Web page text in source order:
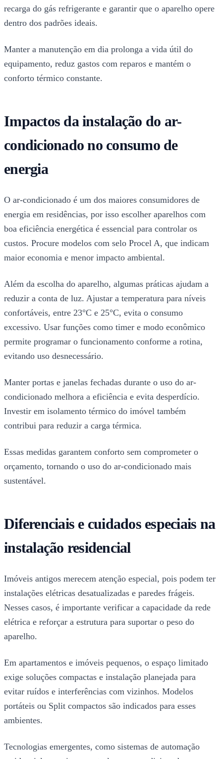
recarga do gás refrigerante e garantir que o aparelho opere
dentro dos padrões ideais.
Manter a manutenção em dia prolonga a vida útil do
equipamento, reduz gastos com reparos e mantém o
conforto térmico constante.
Impactos da instalação do ar-
condicionado no consumo de
energia
O ar-condicionado é um dos maiores consumidores de
energia em residências, por isso escolher aparelhos com
boa eficiência energética é essencial para controlar os
custos. Procure modelos com selo Procel A, que indicam
maior economia e menor impacto ambiental.
Além da escolha do aparelho, algumas práticas ajudam a
reduzir a conta de luz. Ajustar a temperatura para níveis
confortáveis, entre 23°C e 25°C, evita o consumo
excessivo. Usar funções como timer e modo econômico
permite programar o funcionamento conforme a rotina,
evitando uso desnecessário.
Manter portas e janelas fechadas durante o uso do ar-
condicionado melhora a eficiência e evita desperdício.
Investir em isolamento térmico do imóvel também
contribui para reduzir a carga térmica.
Essas medidas garantem conforto sem comprometer o
orçamento, tornando o uso do ar-condicionado mais
sustentável.
Diferenciais e cuidados especiais na
instalação residencial
Imóveis antigos merecem atenção especial, pois podem ter
instalações elétricas desatualizadas e paredes frágeis.
Nesses casos, é importante verificar a capacidade da rede
elétrica e reforçar a estrutura para suportar o peso do
aparelho.
Em apartamentos e imóveis pequenos, o espaço limitado
exige soluções compactas e instalação planejada para
evitar ruídos e interferências com vizinhos. Modelos
portáteis ou Split compactos são indicados para esses
ambientes.
Tecnologias emergentes, como sistemas de automação